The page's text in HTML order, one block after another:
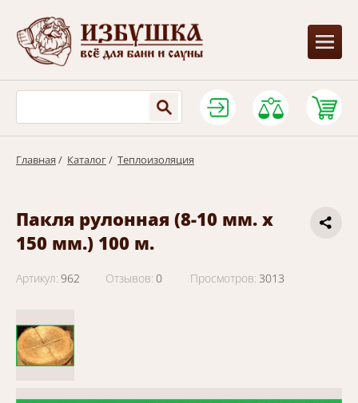
Главная / Каталог/ Теплоизоляция
Пакля рулонная (8-10 мм. х
150 мм.) 100 м.
Артикул: 962 Отзывов: 0 Просмотров: 3013